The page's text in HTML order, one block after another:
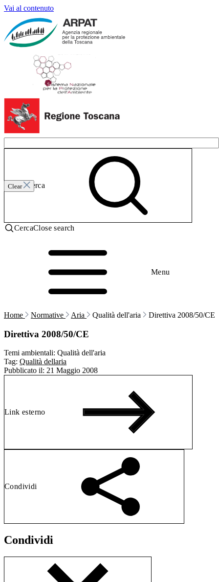
Vai al contenuto
Clear
Invia ricerca
CercaClose search
Menu
Home Normative Aria Qualità dell'aria Direttiva 2008/50/CE
Direttiva 2008/50/CE
Temi ambientali: Qualità dell'aria
Tag: Qualità dellaria
Pubblicato il: 21 Maggio 2008
Link esterno
Condividi
Condividi